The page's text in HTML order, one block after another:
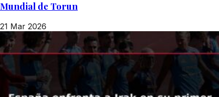
Mundial de Torun
21 Mar 2026